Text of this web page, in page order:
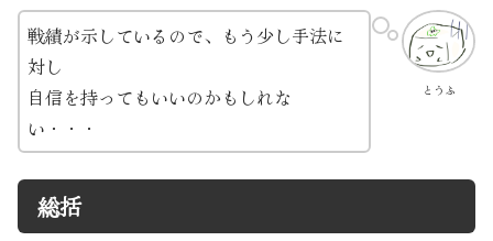
とうふ
戦績が示しているので、もう少し手法に
対し
自信を持ってもいいのかもしれな
い・・・
総括